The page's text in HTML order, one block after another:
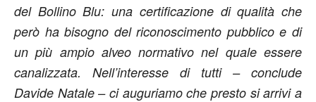
del Bollino Blu: una certificazione di qualità che
però ha bisogno del riconoscimento pubblico e di
un più ampio alveo normativo nel quale essere
canalizzata. Nell’interesse di tutti – conclude
Davide Natale – ci auguriamo che presto si arrivi a